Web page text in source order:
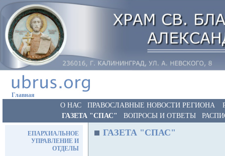
Главная
О НАС ПРАВОСЛАВНЫЕ НОВОСТИ РЕГИОНА
ГАЗЕТА "СПАС"
ВОПРОСЫ И ОТВЕТЫ
ЕПАРХИАЛЬНОЕ
УПРАВЛЕНИЕ И
ОТДЕЛЫ
ГАЗЕТА "СПАС"